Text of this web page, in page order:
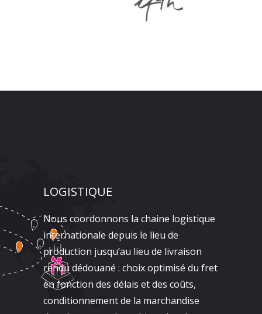
LOGISTIQUE
Nous coordonnons la chaine logistique
internationale depuis le lieu de
production jusqu’au lieu de livraison
rendu dédouané : choix optimisé du fret
en fonction des délais et des coûts,
conditionnement de la marchandise